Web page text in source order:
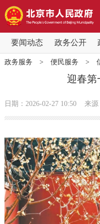
要闻动态 政务公开
要闻动态
党中央精神
政务公开
市领导
政策兑现
政务服务 > 便民服务 >
迎春第
日期：2026-02-27 10:50 来